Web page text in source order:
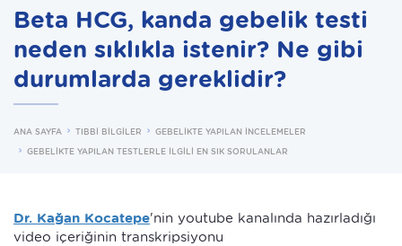
ARA
Beta HCG, kanda gebelik testi
neden sıklıkla istenir? Ne gibi
durumlarda gereklidir?
ANA SAYFA TIBBİ BİLGİLER
GEBELİKTE YAPILAN İNCELEMELER
GEBELİKTE YAPILAN TESTLERLE İLGİLİ EN SIK SORULANLAR
Dr. Kağan Kocatepe'nin youtube kanalında hazırladığı
video içeriğinin transkripsiyonu